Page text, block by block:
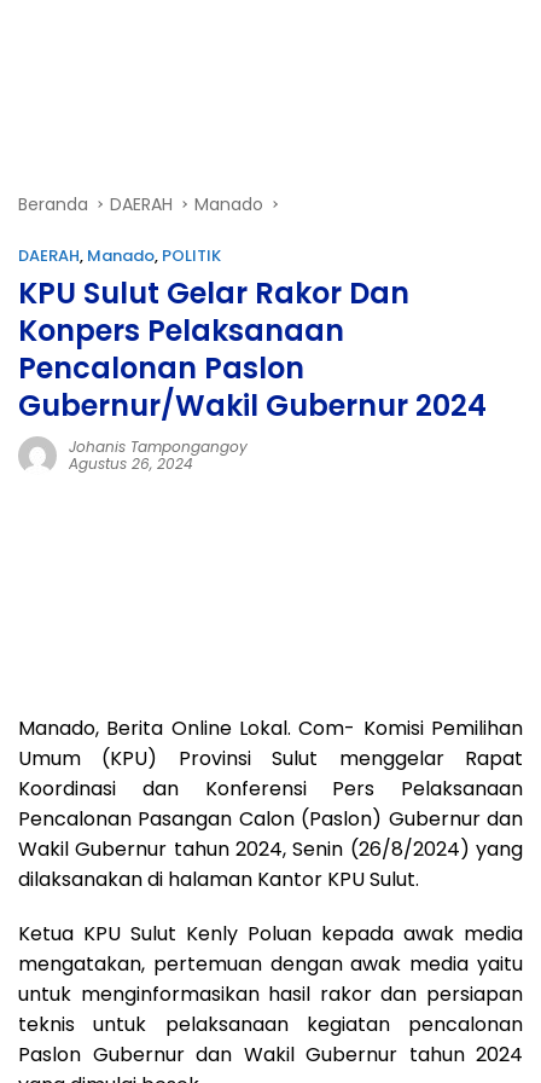
Beranda DAERAH Manado
DAERAH, Manado, POLITIK
KPU Sulut Gelar Rakor Dan
Konpers Pelaksanaan
Pencalonan Paslon
Gubernur/Wakil Gubernur 2024
Johanis Tampongangoy
Agustus 26, 2024
Manado, Berita Online Lokal. Com- Komisi Pemilihan
Umum (KPU) Provinsi Sulut menggelar Rapat
Koordinasi dan Konferensi Pers Pelaksanaan
Pencalonan Pasangan Calon (Paslon) Gubernur dan
Wakil Gubernur tahun 2024, Senin (26/8/2024) yang
dilaksanakan di halaman Kantor KPU Sulut.
Ketua KPU Sulut Kenly Poluan kepada awak media
mengatakan, pertemuan dengan awak media yaitu
untuk menginformasikan hasil rakor dan persiapan
teknis untuk pelaksanaan kegiatan pencalonan
Paslon Gubernur dan Wakil Gubernur tahun 2024